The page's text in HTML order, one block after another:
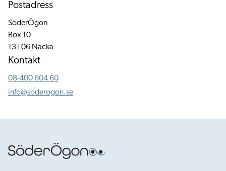
Postadress
SöderÖgon
Box 10
131 06 Nacka
Kontakt
08-400 604 60
info@soderogon.se